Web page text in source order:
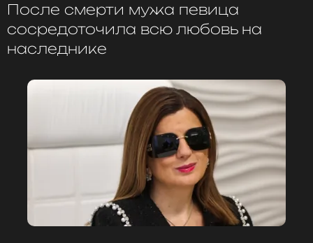
После смерти мужа певица
сосредоточила всю любовь на
наследнике